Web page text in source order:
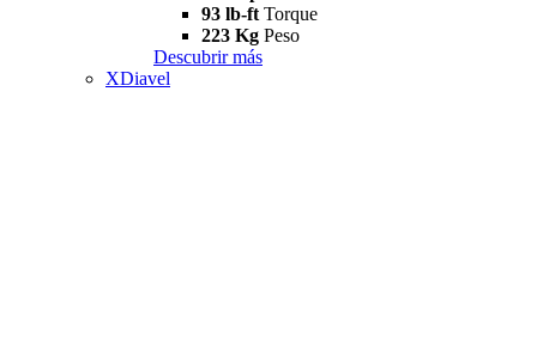
93 lb-ft Torque
223 Kg Peso
Descubrir más
XDiavel